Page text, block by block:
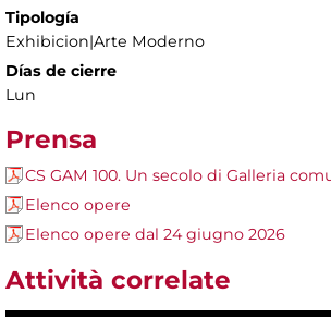
Tipología
Exhibicion|Arte Moderno
Días de cierre
Lun
Prensa
CS GAM 100. Un secolo di Galleria
Elenco opere
Elenco opere dal 24 giugno 2026
Attività correlate